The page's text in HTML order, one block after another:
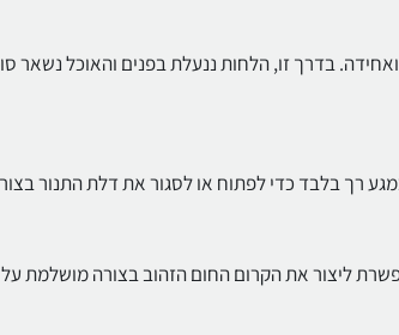
בדרך זו, הלחות ננעלת בפנים והאוכל נשאר
רך בלבד כדי לפתוח או לסגור את דלת התנור